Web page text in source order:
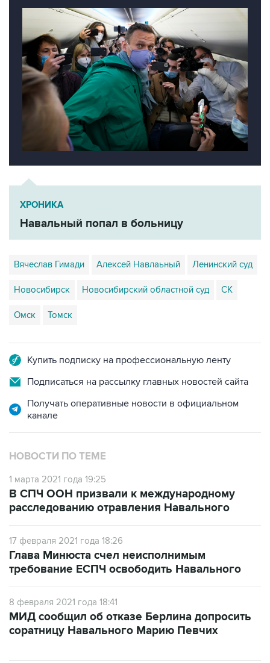
ХРОНИКА
Навальный попал в больницу
Вячеслав Гимади Алексей Навлаьный Ленинский суд
Новосибирск Новосибирский областной суд СК
Омск Томск
Подписаться на рассылку главных новостей сайта
Получать оперативные новости в официальном
НОВОСТИ ПО ТЕМЕ
1 марта 2021 года 19:25
расследованию отравления Навального
17 февраля 2021 года 18:26
требование ЕСПЧ освободить Навального
8 февраля 2021 года 18:41
соратницу Навального Марию Певчих